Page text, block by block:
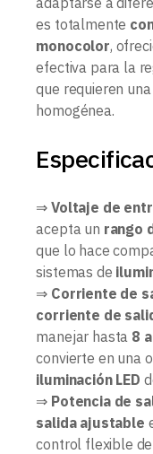
es totalmente
monocolor,
efectiva para la
que requieren
homogénea.
⇒ Voltaje de
acepta un rango
que lo hace
sistemas de
⇒ Corriente de
corriente de
manejar hasta 8
convierte en una
iluminación LED
⇒ Potencia de
salida ajustable
control flexible